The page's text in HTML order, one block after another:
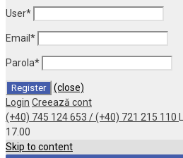
User*
Email *
Parola*
(close)
Login Creează cont
(+40) 745 124 653 / (+40) 721 215 110
17.00
Skip to content